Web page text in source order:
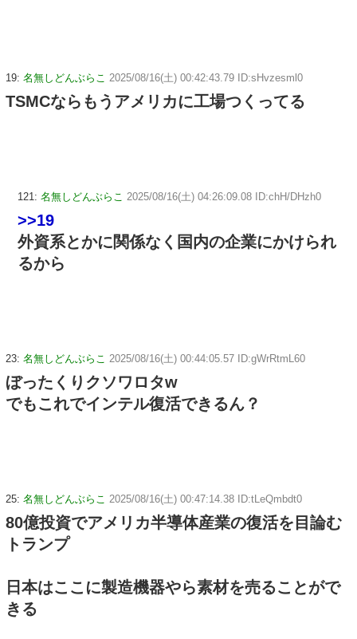
19: 名無しどんぶらこ 2025/08/16(土) 00:42:43.79 ID:sHvzesml0
TSMCならもうアメリカに工場つくってる
121: 名無しどんぶらこ 2025/08/16(土) 04:26:09.08 ID:chH/DHzh0
>>19
外資系とかに関係なく国内の企業にかけられ
るから
23: 名無しどんぶらこ 2025/08/16(土) 00:44:05.57 ID:gWrRtmL60
ぼったくりクソワロタw
でもこれでインテル復活できるん？
25: 名無しどんぶらこ 2025/08/16(土) 00:47:14.38 ID:tLeQmbdt0
80億投資でアメリカ半導体産業の復活を目論む
トランプ
日本はここに製造機器やら素材を売ることがで
きる